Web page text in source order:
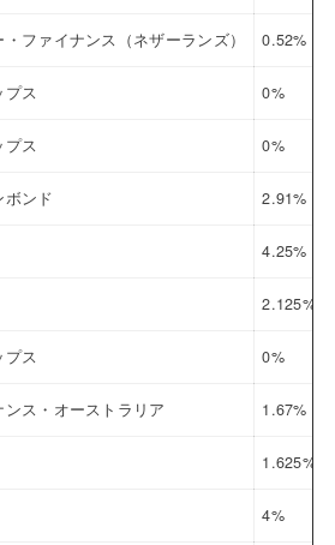
ファイナンス（ネザーランズ） 0.52%
ス 0%
ス 0%
ンド 2.91%
4.25%
2.125%
ス 0%
ンス・オーストラリア 1.67%
1.625%
4%